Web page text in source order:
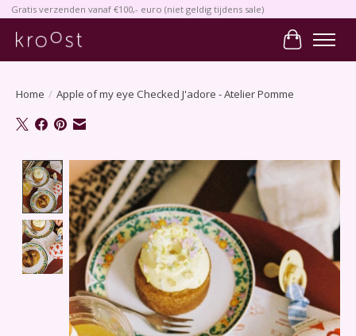
Gratis verzenden vanaf €100,- euro (niet geldig tijdens sale)
Home / Apple of my eye Checked J'adore - Atelier Pomme
Product image slideshow Items